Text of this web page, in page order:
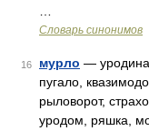
Словарь синонимов
16 мурло —
пугало,
рыловорот,
уродом, ряшка,